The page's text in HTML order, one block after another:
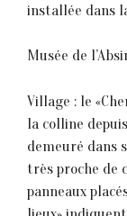
installée dans
Musée de
Village : le
la colline
demeuré dans
très proche de
panneaux